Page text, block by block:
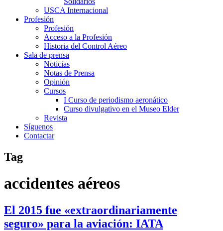
USCA Internacional
Profesión
Profesión
Acceso a la Profesión
Historia del Control Aéreo
Sala de prensa
Noticias
Notas de Prensa
Opinión
Cursos
I Curso de periodismo aeronático
Curso divulgativo en el Museo Elder
Revista
Síguenos
Contactar
Tag
accidentes aéreos
El 2015 fue «extraordinariamente
seguro» para la aviación: IATA